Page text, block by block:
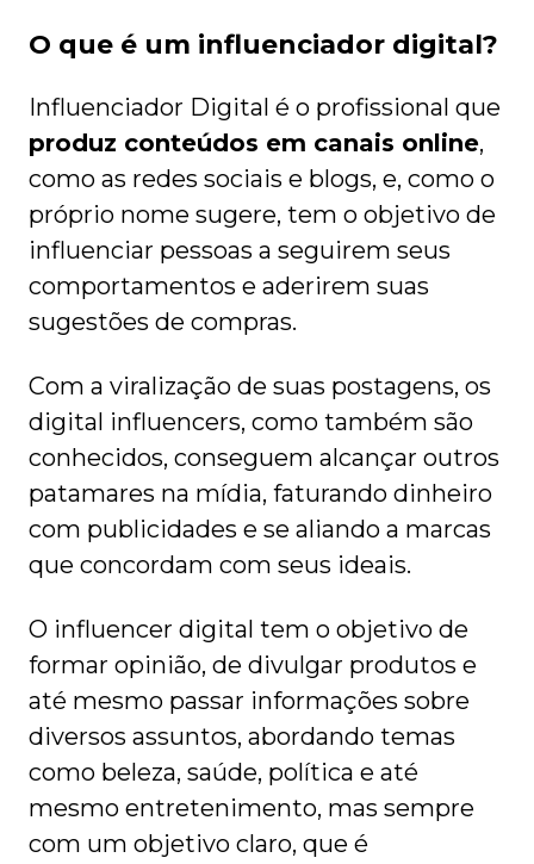
O que é um influenciador digital?
Influenciador Digital é o profissional que
produz conteúdos em canais online,
como as redes sociais e blogs, e, como o
próprio nome sugere, tem o objetivo de
influenciar pessoas a seguirem seus
comportamentos e aderirem suas
sugestões de compras.
Com a viralização de suas postagens, os
digital influencers, como também são
conhecidos, conseguem alcançar outros
patamares na mídia, faturando dinheiro
com publicidades e se aliando a marcas
que concordam com seus ideais.
O influencer digital tem o objetivo de
formar opinião, de divulgar produtos e
até mesmo passar informações sobre
diversos assuntos, abordando temas
como beleza, saúde, política e até
mesmo entretenimento, mas sempre
com um objetivo claro, que é